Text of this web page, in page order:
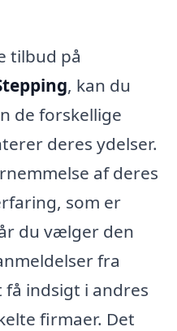
tilbud på
, kan du
de forskellige
deres ydelser.
af deres
som er
du vælger den
fra
indsigt i andres
firmaer. Det